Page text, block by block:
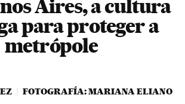
Aires, a cultura
para proteger a
metrópole
FOTOGRAFÍA: MARIANA ELIANO